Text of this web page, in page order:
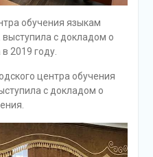
обучения языкам
выступила с докладом о
2019 году.
центра обучения
с докладом о